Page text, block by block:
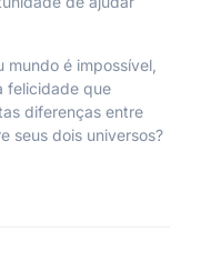
é impossível,
felicidade que
diferenças entre
seus dois universos?